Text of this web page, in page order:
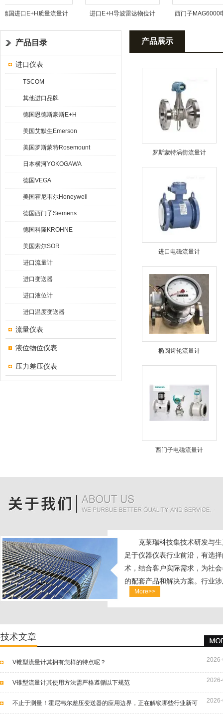
国进口E+H质量流量计 进口E+H导波雷达物位计
西门子MAG6000电
产品目录
进口仪表
TSCOM
其他进口品牌
德国恩德斯豪斯E+H
美国艾默生Emerson
美国罗斯蒙特Rosemount
日本横河YOKOGAWA
德国VEGA
美国霍尼韦尔Honeywell
德国西门子Siemens
德国科隆KROHNE
美国索尔SOR
进口流量计
进口变送器
进口液位计
进口温度变送器
流量仪表
液位物位仪表
压力差压仪表
产品展示
罗斯蒙特涡街流量计
进口电磁流量计
椭圆齿轮流量计
西门子电磁流量计
克莱瑞科技集技术研发与
足于仪器仪表行业前沿，有选
术，结合客户实际需求，为社
的配套产品和解决方案。行业
化工、制药、精密电子、环保
More>>
技术文章
V锥型流量计其拥有怎样的特点呢？
V锥型流量计其使用方法需严格遵循以下规范
不止于测量！霍尼韦尔差压变送器的应用边界，正在解锁哪些行业新可